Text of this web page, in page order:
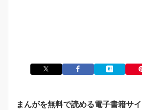
まんがを無料で読める電子書籍サイ